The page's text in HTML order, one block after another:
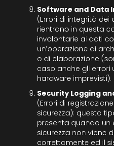
Software and Data
(Errori di integrità dei
rientrano in questa
involontarie ai dati
un’operazione di
o di elaborazione
caso anche gli errori
hardware imprevisti).
Security Logging
(Errori di
sicurezza): questo
presenta quando un
sicurezza non viene
correttamente ed il